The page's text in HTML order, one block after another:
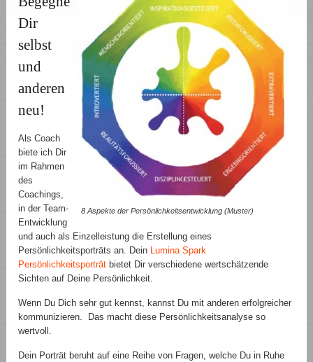
8 Aspekte der Persönlichkeitsentwicklung (Muster)
Dir
selbst
und
anderen
neu!
Als Coach
biete ich Dir
im Rahmen
des
Coachings,
in der Team-
Entwicklung
und auch als Einzelleistung die Erstellung eines
Persönlichkeitsporträts an. Dein Lumina Spark
Persönlichkeitsporträt bietet Dir verschiedene wertschätzende
Sichten auf Deine Persönlichkeit.
Wenn Du Dich sehr gut kennst, kannst Du mit anderen erfolgreicher
kommunizieren. Das macht diese Persönlichkeitsanalyse so
wertvoll.
Dein Porträt beruht auf eine Reihe von Fragen, welche Du in Ruhe